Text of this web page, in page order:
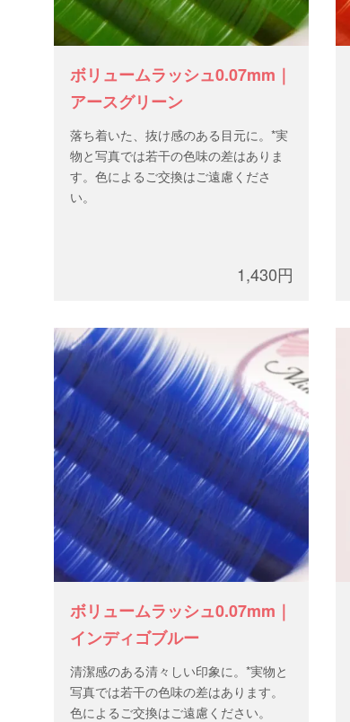
ボリュームラッシュ0.07mm｜
アースグリーン
落ち着いた、抜け感のある目元に。*実
物と写真では若干の色味の差はありま
す。色によるご交換はご遠慮くださ
い。
1,430円
ボリュームラッシュ0.07mm｜
インディゴブルー
清潔感のある清々しい印象に。*実物と
写真では若干の色味の差はあります。
色によるご交換はご遠慮ください。